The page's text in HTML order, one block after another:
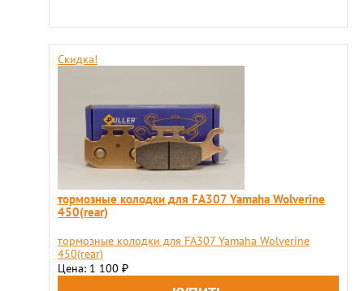
Скидка!
тормозные колодки для FA307 Yamaha Wolverine
450(rear)
тормозные колодки для FA307 Yamaha Wolverine
450(rear)
Цена: 1 100 ₽